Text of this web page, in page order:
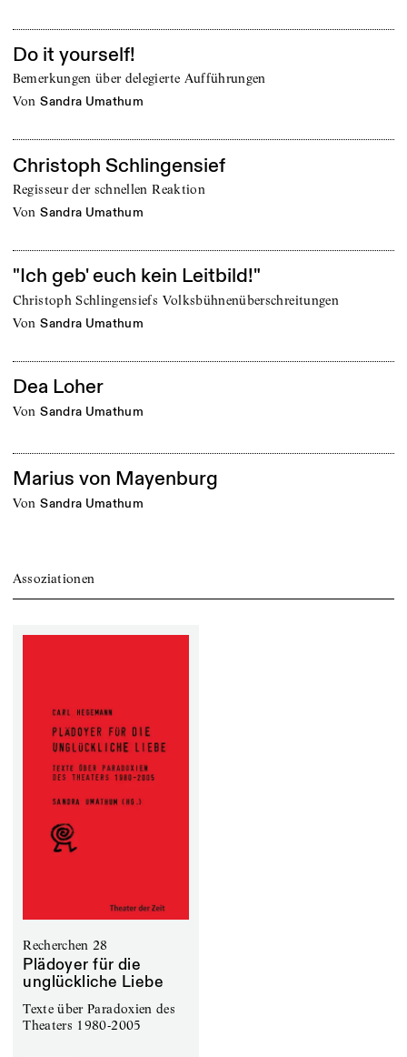
Do it yourself!
Bemerkungen über delegierte Aufführungen
von Sandra Umathum
Christoph Schlingensief
Regisseur der schnellen Reaktion
von Sandra Umathum
"Ich geb' euch kein Leitbild!"
Christoph Schlingensiefs Volksbühnenüberschreitungen
von Sandra Umathum
Dea Loher
von Sandra Umathum
Marius von Mayenburg
von Sandra Umathum
Assoziationen
Recherchen 28
Plädoyer für die
unglückliche Liebe
Texte über Paradoxien des
Theaters 1980-2005